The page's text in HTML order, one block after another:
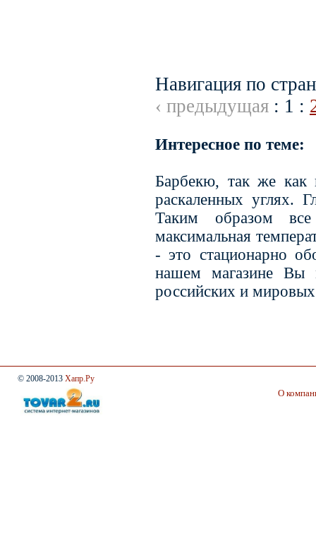
Навигация по
‹ предыдущая : 1 :
Интересное по теме:
Барбекю, так же как
раскаленных углях.
Таким образом
максимальная
- это стационарно
нашем магазине Вы
российских и
© 2008-2013 Хапр.Ру
О